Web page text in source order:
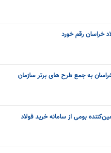
خراسان رقم خورد
به جمع طرح های برتر سازمان
بیش از ۷۰۰ تأمین‌کننده بومی از سامانه خرید فولاد